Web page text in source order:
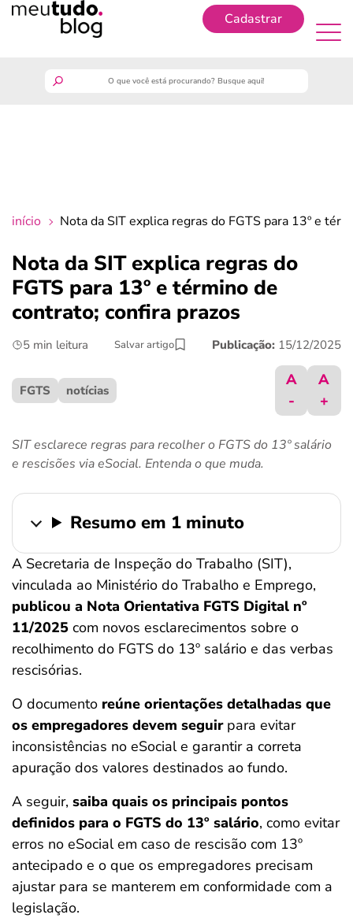
Cadastrar
crédito fácil
últimas notícias
início Nota da SIT explica regras do FGTS para 13º e
Nota da SIT explica regras do
FGTS para 13º e término de
contrato; confira prazos
5 min leitura Salvar artigo Publicação: 15/12/2025
FGTS notícias
A
-
A
+
SIT esclarece regras para recolher o FGTS do 13º salário
e rescisões via eSocial. Entenda o que muda.
Resumo em 1 minuto
A Secretaria de Inspeção do Trabalho (SIT),
vinculada ao Ministério do Trabalho e Emprego,
publicou a Nota Orientativa FGTS Digital nº
11/2025 com novos esclarecimentos sobre o
recolhimento do FGTS do 13º salário e das verbas
rescisórias.
O documento reúne orientações detalhadas que
os empregadores devem seguir para evitar
inconsistências no eSocial e garantir a correta
apuração dos valores destinados ao fundo.
A seguir, saiba quais os principais pontos
definidos para o FGTS do 13º salário, como evitar
erros no eSocial em caso de rescisão com 13º
antecipado e o que os empregadores precisam
ajustar para se manterem em conformidade com a
legislação.